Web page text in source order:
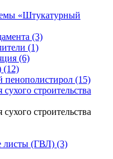
«Штукатурный
(3)
(1)
(6)
(12)
пенополистирол (15)
строительства
строительства
листы (ГВЛ) (3)